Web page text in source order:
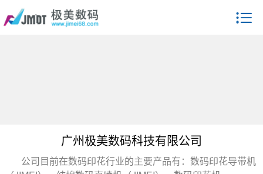
广州极美数码科技有限公司
公司目前在数码印花行业的主要产品有：数码印花导带机